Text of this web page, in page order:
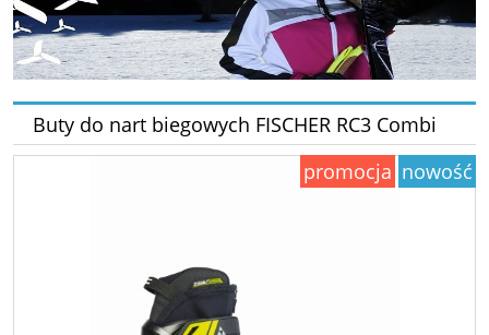
Buty do nart biegowych FISCHER RC3 Combi
promocja nowość